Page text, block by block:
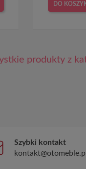
DO
produkty z
Szybki kontakt
kontakt@otomeble.pl